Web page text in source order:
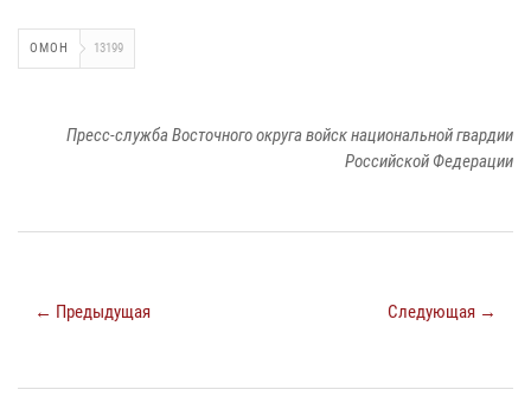
ОМОН 13199
Пресс-служба Восточного округа войск национальной гвардии
Российской Федерации
← Предыдущая Следующая →